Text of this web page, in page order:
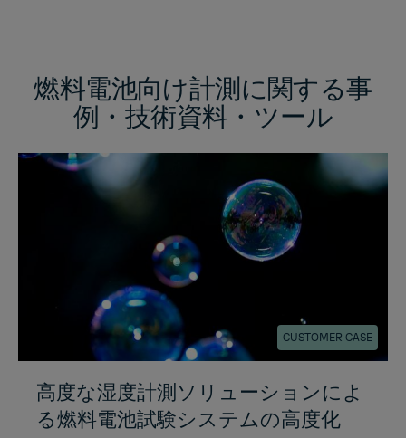
燃料電池向け計測に関する事
例・技術資料・ツール
CUSTOMER CASE
高度な湿度計測ソリューションによ
る燃料電池試験システムの高度化